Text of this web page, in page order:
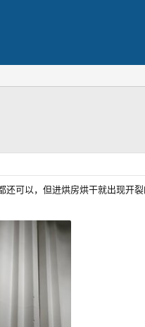
可以，但进烘房烘干就出现开